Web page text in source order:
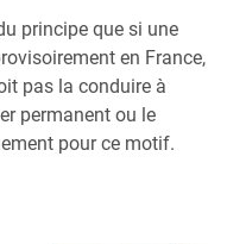
principe que si une
en France,
pas la conduire à
permanent ou le
pour ce motif.